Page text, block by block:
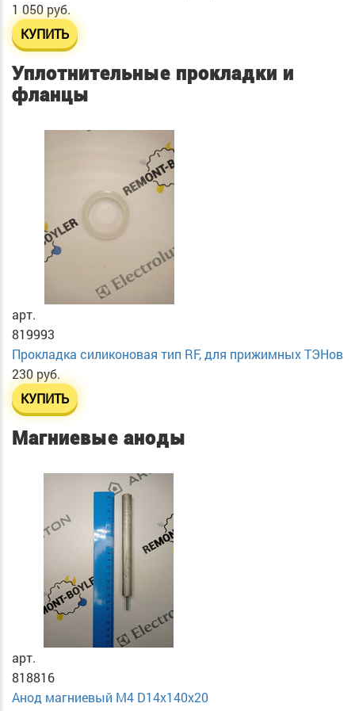
1 050 руб.
КУПИТЬ
Уплотнительные прокладки и
фланцы
арт.
819993
Прокладка силиконовая тип RF, для прижимных ТЭНов
230 руб.
КУПИТЬ
Магниевые аноды
арт.
818816
Анод магниевый М4 D14х140х20